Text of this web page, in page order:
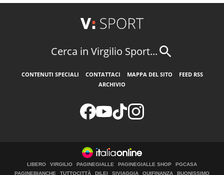
Cerca in Virgilio Sport...
CONTENUTI SPECIALI CONTATTACI MAPPA DEL SITO
FEED RSS
ARCHIVIO
LIBERO VIRGILIO PAGINEGIALLE PAGINEGIALLE SHOP
PGCASA
PAGINEBIANCHE
TUTTOCITTÀ DILEI SIVIAGGIA QUIFINANZA BUONISSIMO